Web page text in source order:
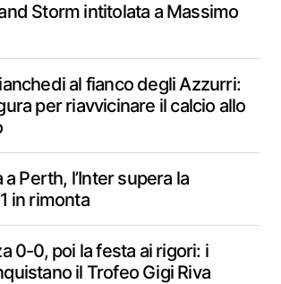
Storm intitolata a Massimo
al fianco degli Azzurri:
per riavvicinare il calcio allo
a Perth, l’Inter supera la
in rimonta
0-0, poi la festa ai rigori: i
il Trofeo Gigi Riva